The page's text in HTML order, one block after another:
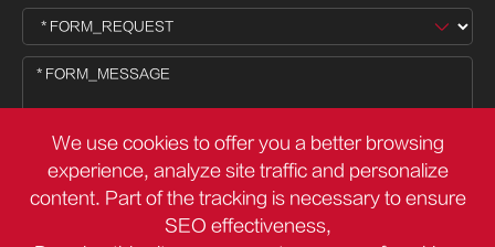
We use cookies to offer you a better browsing
experience, analyze site traffic and personalize
content. Part of the tracking is necessary to ensure
SEO effectiveness,